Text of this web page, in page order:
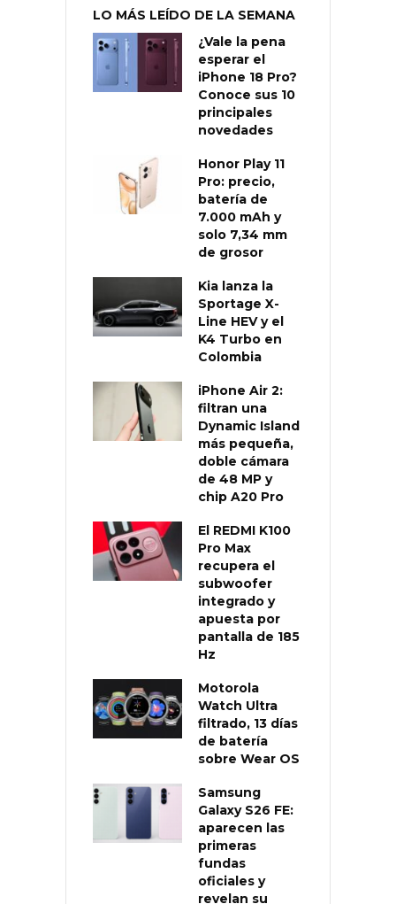
LO MÁS LEÍDO DE LA SEMANA
¿Vale la pena
esperar el
iPhone 18 Pro?
Conoce sus 10
principales
novedades
Honor Play 11
Pro: precio,
batería de
7.000 mAh y
solo 7,34 mm
de grosor
Kia lanza la
Sportage X-
Line HEV y el
K4 Turbo en
Colombia
iPhone Air 2:
filtran una
Dynamic Island
más pequeña,
doble cámara
de 48 MP y
chip A20 Pro
El REDMI K100
Pro Max
recupera el
subwoofer
integrado y
apuesta por
pantalla de 185
Hz
Motorola
Watch Ultra
filtrado, 13 días
de batería
sobre Wear OS
Samsung
Galaxy S26 FE:
aparecen las
primeras
fundas
oficiales y
revelan su